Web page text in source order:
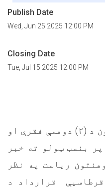
Publish Date
Wed, Jun 25 2025 12:00 PM
Closing Date
Tue, Jul 15 2025 12:00 PM
قدرمنه: د تدارکاتو قانون د (۲) دوهمې فقرې او
پر بنسټ ټولو ته خبر
ریاست په نظر
(83) قلمه قرطاسیې قرارداد د